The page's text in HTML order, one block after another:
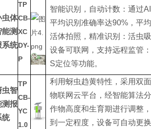
虫体
能测
系统
TP
CB-
XC
DY-
P
智能识别，自动计数：通过
平均识别准确率达90%，平
活体拍照，精准识别：活虫
设备可联网，支持远程监管
S定位等功能。
虫智
测报
统
TP
CB-
YC
1.0
利用蚜虫趋黄特性，采用双
物联网云平台，经智能算法
作物高度和生育期进行调整
到一定程度，设备可自动更换